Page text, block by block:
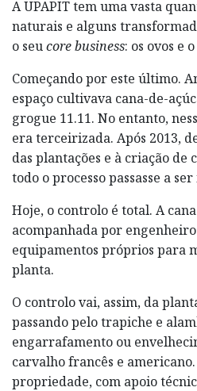
A UPAPIT tem uma vasta
naturais e alguns
o seucore business: os ovos e
Começando por este último.
espaço cultivava cana-de-
grogue 11.11. No entanto,
era terceirizada. Após 2013,
das plantações e à criação de
todo o processo passasse a
Hoje, o controlo é total. A
acompanhada por
equipamentos próprios para
planta.
O controlo vai, assim, da
passando pelo trapiche e
engarrafamento ou
carvalho francês e
propriedade, com apoio